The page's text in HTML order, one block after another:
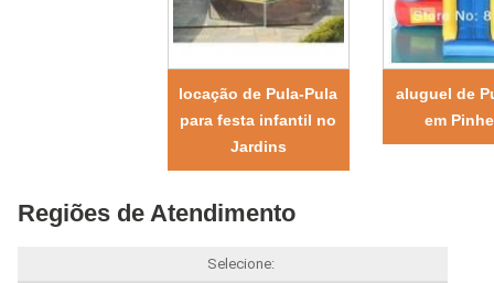
locação de Pula-Pula
para festa infantil no
Jardins
aluguel de
em
Regiões de Atendimento
Selecione: